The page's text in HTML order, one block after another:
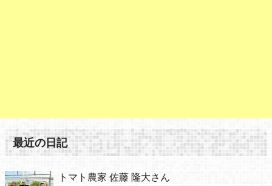
最近の日記
トマト農家 佐藤 隆大さん